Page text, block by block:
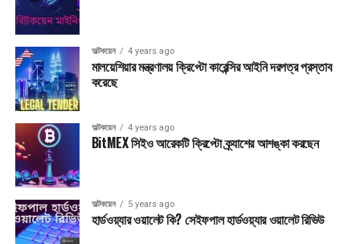
অল্টকয়েন 4 years ago
মালয়েশিয়ার মন্ত্রণালয় ক্রিপ্টো কারেন্সির আইনি দরপত্র প্রস্তাব
করেছে
অল্টকয়েন 4 years ago
BitMEX সিইও আরেকটি ক্রিপ্টো ক্র্যাশের আশঙ্কা করছেন
অল্টকয়েন 5 years ago
হার্ডওয়্যার ওয়ালেট কি? সেইফপাল হার্ডওয়্যার ওয়ালেট রিভিউ